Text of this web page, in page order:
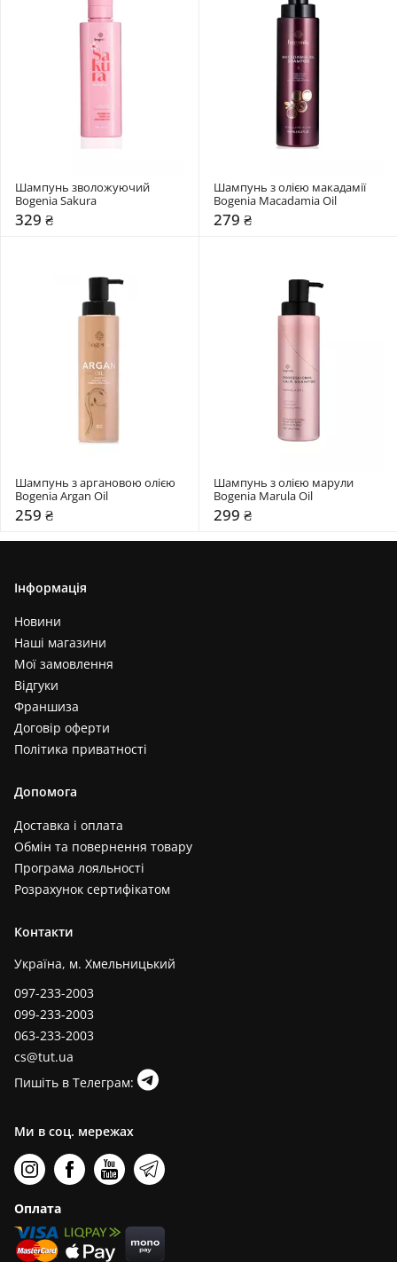
Шампунь зволожуючий
Bogenia Sakura
329 ₴
Шампунь з олією макадамії
Bogenia Macadamia Oil
279 ₴
Шампунь з аргановою олією
259 ₴
Шампунь з олією марули
Bogenia Marula Oil
299 ₴
Інформація
Новини
Наші магазини
Мої замовлення
Відгуки
Франшиза
Договір оферти
Політика приватності
Допомога
Доставка і оплата
Обмін та повернення товару
Програма лояльності
Розрахунок сертифікатом
Контакти
Україна, м. Хмельницький
097-233-2003
099-233-2003
063-233-2003
cs@tut.ua
Пишіть в Телеграм:
Ми в соц. мережах
Оплата